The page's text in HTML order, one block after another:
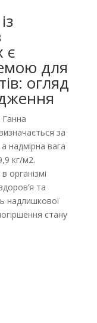
є
для
огляд
Ганна
за
надмірна вага
кг/м2.
організмі
та
надлишкової
стану